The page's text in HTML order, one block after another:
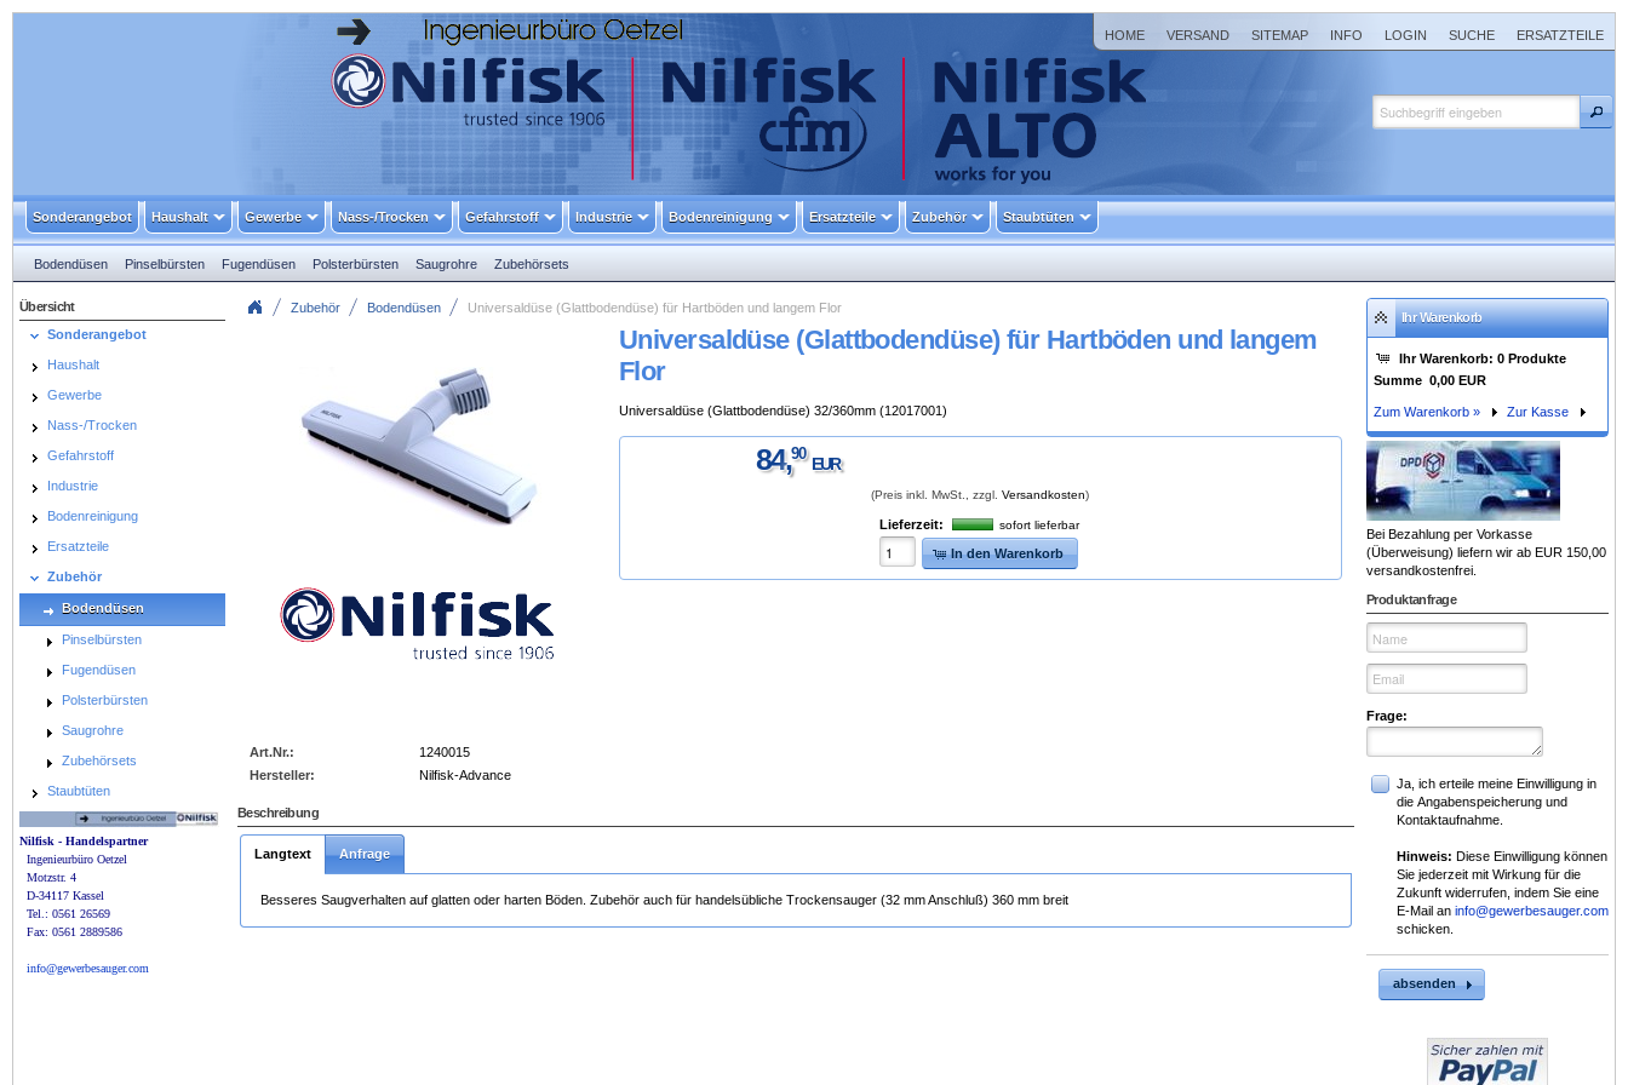
HOME VERSAND SITEMAP INFO LOGIN SUCHE ERSATZTEILE
Sonderangebot Haushalt Gewerbe Nass-/Trocken Gefahrstoff Industrie Bodenreinigung Ersatzteile Zubehör Staubtüten
Bodendüsen Pinselbürsten Fugendüsen Polsterbürsten Saugrohre Zubehörsets
Übersicht
Sonderangebot
Haushalt
Gewerbe
Nass-/Trocken
Gefahrstoff
Industrie
Bodenreinigung
Ersatzteile
Zubehör
Bodendüsen
Pinselbürsten
Fugendüsen
Polsterbürsten
Saugrohre
Zubehörsets
Staubtüten
Nilfisk - Handelspartner
Ingenieurbüro Oetzel
Motzstr. 4
D-34117 Kassel
Tel.: 0561 26569
Fax: 0561 2889586
info@gewerbesauger.com
Ihr Warenkorb
Ihr Warenkorb: 0 Produkte
Summe 0,00 EUR
Zum Warenkorb » Zur Kasse
Bei Bezahlung per Vorkasse
(Überweisung) liefern wir ab EUR 150,00
versandkostenfrei.
Produktanfrage
Frage:
Ja, ich erteile meine Einwilligung in
die Angabenspeicherung und
Kontaktaufnahme.
Hinweis: Diese Einwilligung können
Sie jederzeit mit Wirkung für die
Zukunft widerrufen, indem Sie eine
E-Mail an info@gewerbesauger.com
schicken.
absenden
Zubehör Bodendüsen Universaldüse (Glattbodendüse) für Hartböden und langem Flor
1060015_big.jpg
Art.Nr.:
1240015
Hersteller:
Nilfisk-Advance
Universaldüse (Glattbodendüse) für Hartböden und langem
Flor
Universaldüse (Glattbodendüse) 32/360mm (12017001)
84,90
EUR
(Preis inkl. MwSt., zzgl. Versandkosten)
Lieferzeit: sofort lieferbar
In den Warenkorb
Beschreibung
Langtext Anfrage
Besseres Saugverhalten auf glatten oder harten Böden. Zubehör auch für handelsübliche Trockensauger (32 mm Anschluß) 360 mm breit